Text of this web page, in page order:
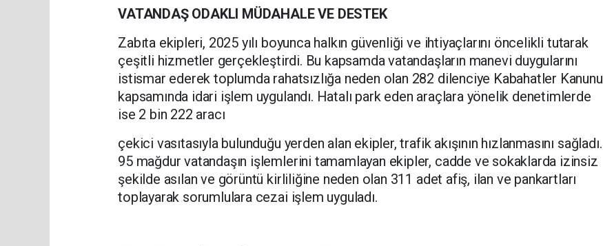
VATANDAŞ ODAKLI MÜDAHALE VE DESTEK
Zabıta ekipleri, 2025 yılı boyunca halkın güvenliği ve ihtiyaçlarını öncelikli tutarak
çeşitli hizmetler gerçekleştirdi. Bu kapsamda vatandaşların manevi duygularını
istismar ederek toplumda rahatsızlığa neden olan 282 dilenciye Kabahatler Kanunu
kapsamında idari işlem uygulandı. Hatalı park eden araçlara yönelik denetimlerde
ise 2 bin 222 aracı
çekici vasıtasıyla bulunduğu yerden alan ekipler, trafik akışının hızlanmasını sağladı.
95 mağdur vatandaşın işlemlerini tamamlayan ekipler, cadde ve sokaklarda izinsiz
şekilde asılan ve görüntü kirliliğine neden olan 311 adet afiş, ilan ve pankartları
toplayarak sorumlulara cezai işlem uyguladı.